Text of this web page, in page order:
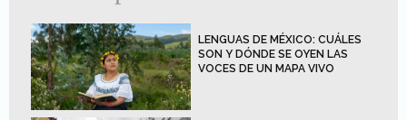
LENGUAS DE MÉXICO: CUÁLES
SON Y DÓNDE SE OYEN LAS
VOCES DE UN MAPA VIVO